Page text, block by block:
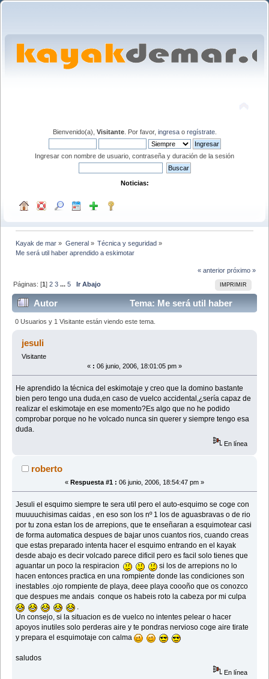
Bienvenido(a), Visitante. Por favor, ingresao regístrate.
Ingresar con nombre de usuario, contraseña y duración de la sesión
Noticias:
Kayak de mar » General» Técnica y seguridad»
Me será util haber aprendido a eskimotar
« anterior próximo »
IMPRIMIR
Páginas: [1]2 3 ...5 Ir Abajo
Autor
Tema: Me será util haber
aprendido a eskimotar (Leído 68458 veces)
0 Usuarios y 1 Visitante están viendo este tema.
jesuli
Visitante
« : 06 junio, 2006, 18:01:05 pm »
He aprendido la técnica del eskimotaje y creo que la domino bastante
bien pero tengo una duda,en caso de vuelco accidental,¿sería capaz de
realizar el eskimotaje en ese momento?Es algo que no he podido
comprobar porque no he volcado nunca sin querer y siempre tengo esa
duda.
En línea
roberto
« Respuesta #1 : 06 junio, 2006, 18:54:47 pm »
Jesuli el esquimo siempre te sera util pero el auto-esquimo se coge con
muuuuchisimas caidas , en eso son los nº 1 los de aguasbravas o de rio
por tu zona estan los de arrepions, que te enseñaran a esquimotear casi
de forma automatica despues de bajar unos cuantos rios, cuando creas
que estas preparado intenta hacer el esquimo entrando en el kayak
desde abajo es decir volcado parece dificil pero es facil solo tienes que
aguantar un poco la respiracion
si los de arrepions no lo
hacen entonces practica en una rompiente donde las condiciones son
inestables .ojo rompiente de playa, deee playa coooño que os conozco
que despues me andais conque os habeis roto la cabeza por mi culpa
Un consejo, si la situacion es de vuelco no intentes pelear o hacer
apoyos inutiles solo perderas aire y te pondras nervioso coge aire tirate
y prepara el esquimotaje con calma
saludos
En línea